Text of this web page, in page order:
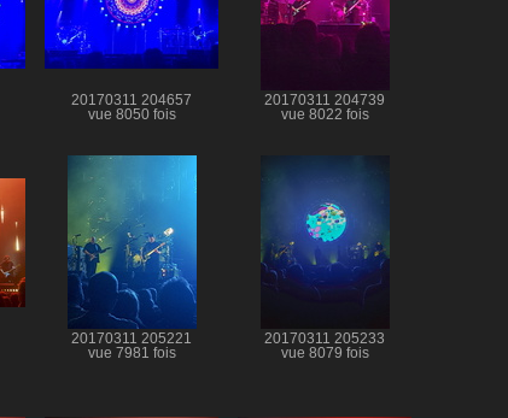
20170311 204657
vue 8050 fois
20170311 204739
vue 8022 fois
20170311 205221
vue 7981 fois
20170311 205233
vue 8079 fois